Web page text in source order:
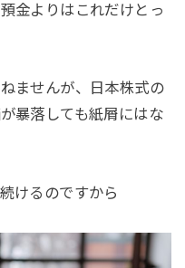
金よりはこれだけとっ
ませんが、日本株式の
暴落しても紙屑にはな
けるのですから